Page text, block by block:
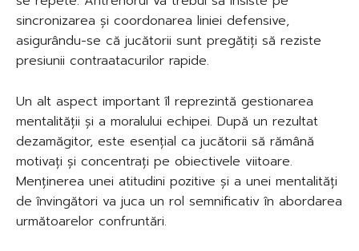
sincronizarea și coordonarea liniei defensive,
asigurându-se că jucătorii sunt pregătiți să reziste
presiunii contraatacurilor rapide.
Un alt aspect important îl reprezintă gestionarea
mentalității și a moralului echipei. După un rezultat
dezamăgitor, este esențial ca jucătorii să rămână
motivați și concentrați pe obiectivele viitoare.
Menținerea unei atitudini pozitive și a unei mentalități
de învingători va juca un rol semnificativ în abordarea
următoarelor confruntări.